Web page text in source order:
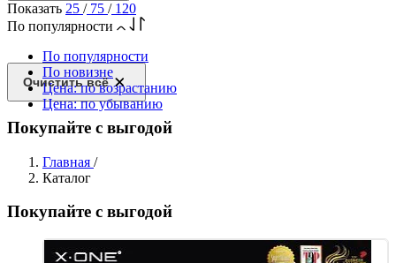
Показать 25 / 75 / 120
По популярности
По популярности
По новизне
Цена: по возрастанию
Цена: по убыванию
Очистить всё
Покупайте с выгодой
Главная /
Каталог
Покупайте с выгодой